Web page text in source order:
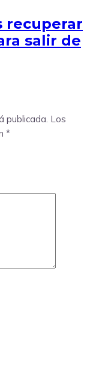
recuperar
salir de
publicada. Los
*